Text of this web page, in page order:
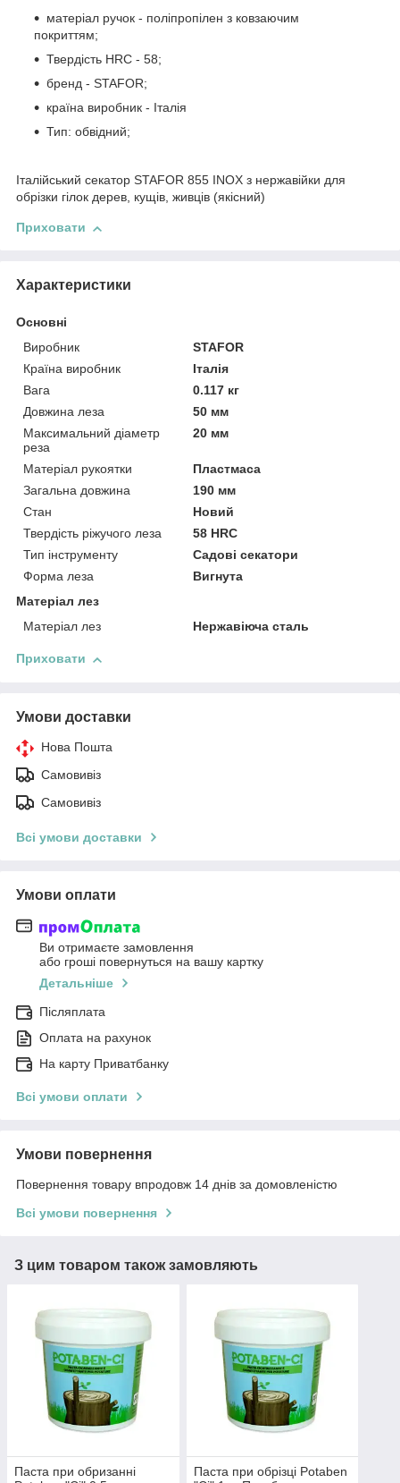
матеріал ручок - поліпропілен з ковзаючим
покриттям;
Твердість HRC - 58;
бренд - STAFOR;
країна виробник - Італія
Тип: обвідний;
Італійський секатор STAFOR 855 INOX з нержавійки для
обрізки гілок дерев, кущів, живців (якісний)
Приховати
Характеристики
Основні
Виробник
STAFOR
Країна виробник
Італія
Вага
0.117 кг
Довжина леза
50 мм
Максимальний діаметр
реза
20 мм
Матеріал рукоятки
Пластмаса
Загальна довжина
190 мм
Стан
Новий
Твердість ріжучого леза
58 HRC
Тип інструменту
Садові секатори
Форма леза
Вигнута
Матеріал лез
Матеріал лез
Нержавіюча сталь
Приховати
Умови доставки
Нова Пошта
Самовивіз
Самовивіз
Всі умови доставки
Умови оплати
Ви отримаєте замовлення
або гроші повернуться на вашу картку
Детальніше
Післяплата
Оплата на рахунок
На карту Приватбанку
Всі умови оплати
Умови повернення
Повернення товару впродовж 14 днів за домовленістю
Всі умови повернення
З цим товаром також замовляють
Паста при обризанні
Паста при обрізці Potaben